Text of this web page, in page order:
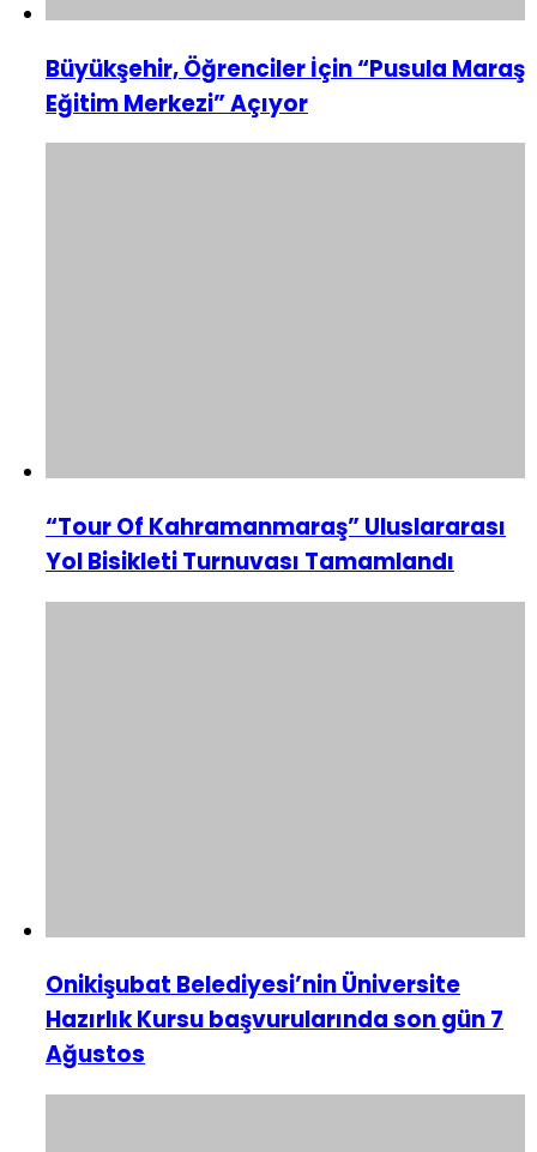
Büyükşehir, Öğrenciler İçin “Pusula Maraş
Eğitim Merkezi” Açıyor
“Tour Of Kahramanmaraş” Uluslararası
Yol Bisikleti Turnuvası Tamamlandı
Onikişubat Belediyesi’nin Üniversite
Hazırlık Kursu başvurularında son gün 7
Ağustos